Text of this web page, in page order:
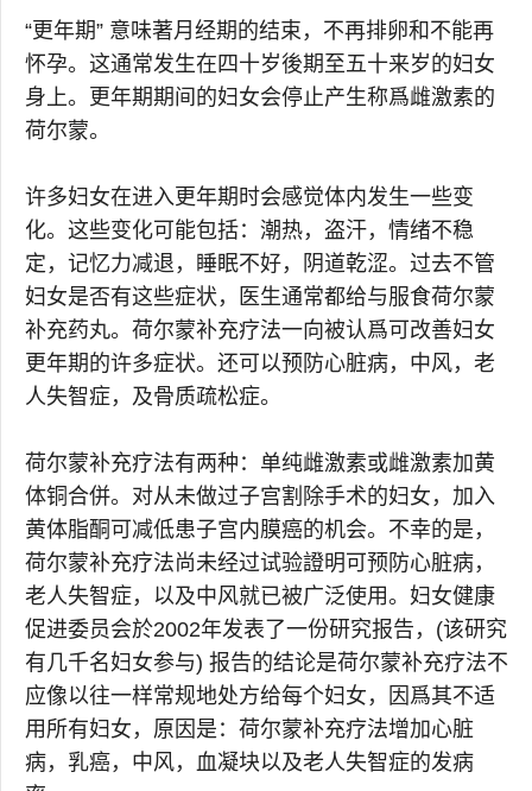
“更年期” 意味著月经期的结束，不再排卵和不能再
怀孕。这通常发生在四十岁後期至五十来岁的妇女
身上。更年期期间的妇女会停止产生称爲雌激素的
荷尔蒙。
许多妇女在进入更年期时会感觉体内发生一些变
化。这些变化可能包括：潮热，盗汗，情绪不稳
定，记忆力减退，睡眠不好，阴道乾涩。过去不管
妇女是否有这些症状，医生通常都给与服食荷尔蒙
补充药丸。荷尔蒙补充疗法一向被认爲可改善妇女
更年期的许多症状。还可以预防心脏病，中风，老
人失智症，及骨质疏松症。
荷尔蒙补充疗法有两种：单纯雌激素或雌激素加黄
体铜合併。对从未做过子宫割除手术的妇女，加入
黄体脂酮可减低患子宫内膜癌的机会。不幸的是，
荷尔蒙补充疗法尚未经过试验證明可预防心脏病，
老人失智症，以及中风就已被广泛使用。妇女健康
促进委员会於2002年发表了一份研究报告，(该研究
有几千名妇女参与) 报告的结论是荷尔蒙补充疗法不
应像以往一样常规地处方给每个妇女，因爲其不适
用所有妇女，原因是：荷尔蒙补充疗法增加心脏
病，乳癌，中风，血凝块以及老人失智症的发病